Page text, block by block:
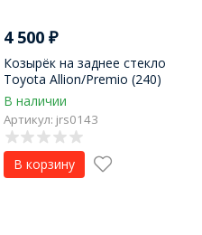
4 500₽
Козырёк на заднее стекло
Toyota Allion/Premio (240)
В наличии
Артикул: jrs0143
В корзину